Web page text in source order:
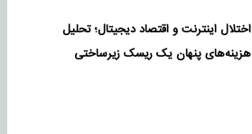
اختلال اینترنت و اقتصاد دیجیتال؛ تحلیل
هزینه‌های پنهان یک ریسک زیرساختی